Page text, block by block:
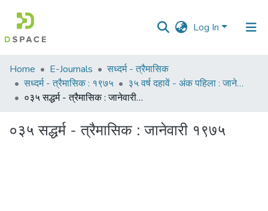
Log In
Communities
&
Collections
All of DSpace
Home E-Journals
सध्दर्म - त्रैमासिक
सध्दर्म - त्रैमासिक : १९७५
३५ वर्ष दहावें - अंक पहिला : जानेवारी १९७५
०३५ सद्धर्म - त्रैमासिक : जानेवारी १९७५
०३५ सद्धर्म - त्रैमासिक : जानेवारी १९७५